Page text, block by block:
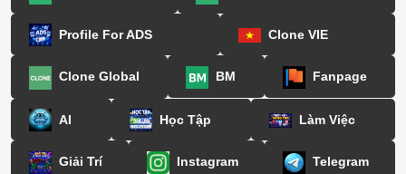
Profile For ADS Clone VIE
Clone Global BM Fanpage
AI Học Tập Làm Việc
Giải Trí Instagram Telegram